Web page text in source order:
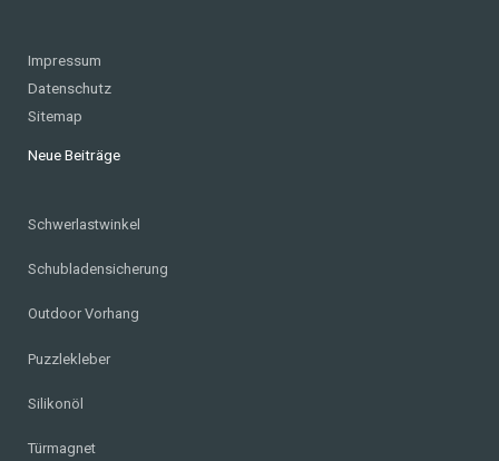
Impressum
Datenschutz
Sitemap
Neue Beiträge
Schwerlastwinkel
Schubladensicherung
Outdoor Vorhang
Puzzlekleber
Silikonöl
Türmagnet